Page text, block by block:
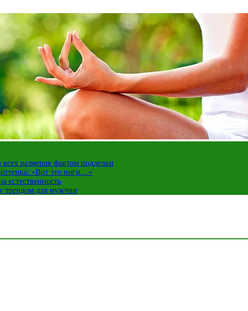
размеров фактом подделки
оттенка: «Вот это ноги…»
естественность
трендом для мужчин